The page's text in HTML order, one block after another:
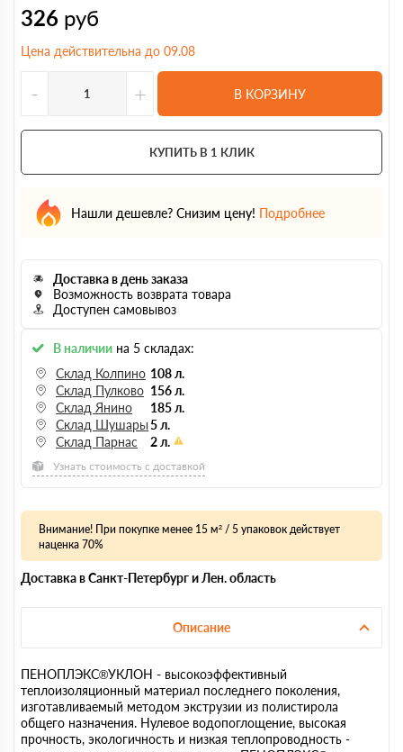
326 руб
Цена действительна до 09.08
- + В КОРЗИНУ
КУПИТЬ В 1 КЛИК
Нашли дешевле? Снизим цену! Подробнее
Доставка в день заказа
Возможность возврата товара
Доступен самовывоз
В наличии на 5 складах:
Склад Колпино 108 л.
Склад Пулково 156 л.
Склад Янино
185 л.
Склад Шушары 5 л.
Склад Парнас
2 л.
Узнать стоимость с доставкой
Внимание! При покупке менее 15 м² / 5 упаковок действует
наценка 70%
Доставка в Санкт-Петербург и Лен. область
Описание
ПЕНОПЛЭКС®УКЛОН - высокоэффективный
теплоизоляционный материал последнего поколения,
изготавливаемый методом экструзии из полистирола
общего назначения. Нулевое водопоглощение, высокая
прочность, экологичность и низкая теплопроводность -